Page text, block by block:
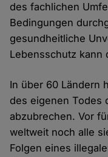
des fachlichen
Bedingungen
gesundheitliche
Lebensschutz kann
In über 60 Ländern
des eigenen Todes
abzubrechen. Vor
weltweit noch alle
Folgen eines